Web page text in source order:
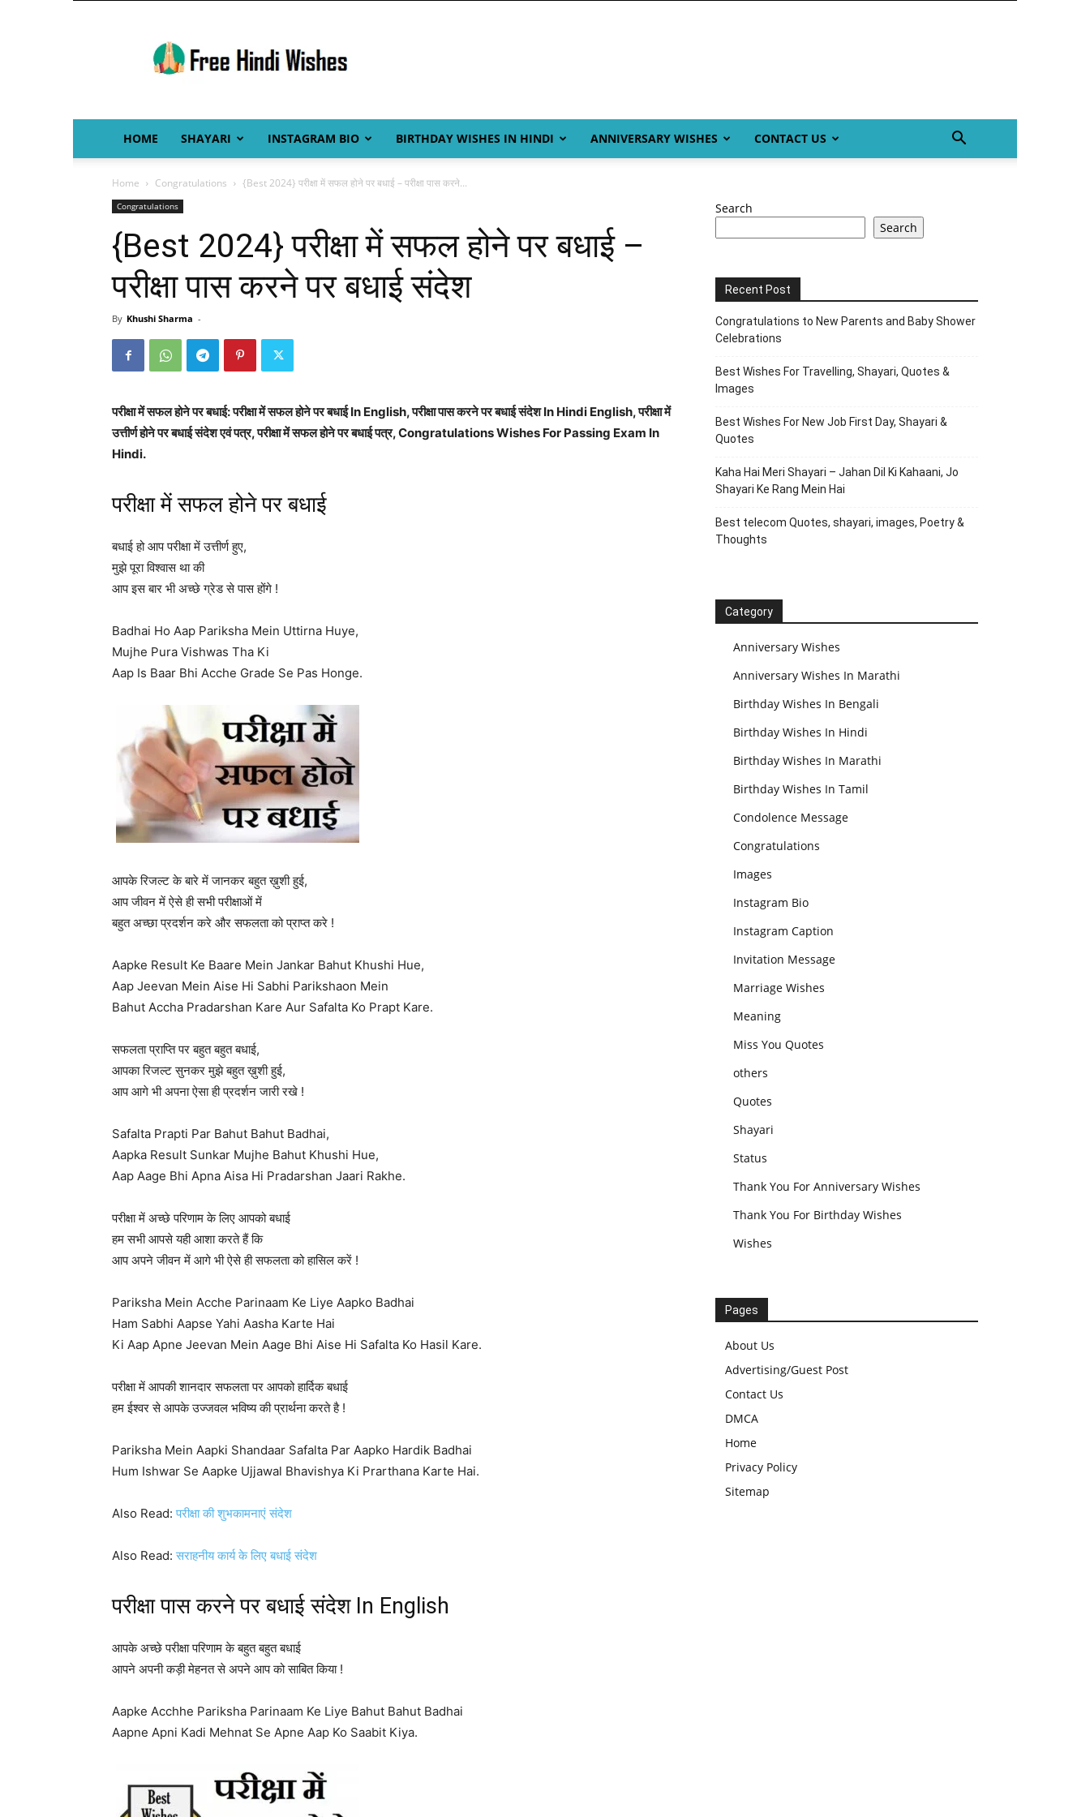
Hindi
Wishes
HOME SHAYARI INSTAGRAM BIO BIRTHDAY WISHES IN HINDI ANNIVERSARY WISHES CONTACT US
Home Congratulations {Best 2024} परीक्षा में सफल होने पर बधाई – परीक्षा पास करने...
Congratulations
{Best 2024} परीक्षा में सफल होने पर बधाई –
परीक्षा पास करने पर बधाई संदेश
By Khushi Sharma -
परीक्षा में सफल होने पर बधाई: परीक्षा में सफल होने पर बधाई In English, परीक्षा पास करने पर बधाई संदेश In Hindi English, परीक्षा में
उत्तीर्ण होने पर बधाई संदेश एवं पत्र, परीक्षा में सफल होने पर बधाई पत्र, Congratulations Wishes For Passing Exam In
Hindi.
परीक्षा में सफल होने पर बधाई
बधाई हो आप परीक्षा में उत्तीर्ण हुए,
मुझे पूरा विश्वास था की
आप इस बार भी अच्छे ग्रेड से पास होंगे !
Badhai Ho Aap Pariksha Mein Uttirna Huye,
Mujhe Pura Vishwas Tha Ki
Aap Is Baar Bhi Acche Grade Se Pas Honge.
आपके रिजल्ट के बारे में जानकर बहुत ख़ुशी हुई,
आप जीवन में ऐसे ही सभी परीक्षाओं में
बहुत अच्छा प्रदर्शन करे और सफलता को प्राप्त करे !
Aapke Result Ke Baare Mein Jankar Bahut Khushi Hue,
Aap Jeevan Mein Aise Hi Sabhi Parikshaon Mein
Bahut Accha Pradarshan Kare Aur Safalta Ko Prapt Kare.
सफलता प्राप्ति पर बहुत बहुत बधाई,
आपका रिजल्ट सुनकर मुझे बहुत ख़ुशी हुई,
आप आगे भी अपना ऐसा ही प्रदर्शन जारी रखे !
Safalta Prapti Par Bahut Bahut Badhai,
Aapka Result Sunkar Mujhe Bahut Khushi Hue,
Aap Aage Bhi Apna Aisa Hi Pradarshan Jaari Rakhe.
परीक्षा में अच्छे परिणाम के लिए आपको बधाई
हम सभी आपसे यही आशा करते हैं कि
आप अपने जीवन में आगे भी ऐसे ही सफलता को हासिल करें !
Pariksha Mein Acche Parinaam Ke Liye Aapko Badhai
Ham Sabhi Aapse Yahi Aasha Karte Hai
Ki Aap Apne Jeevan Mein Aage Bhi Aise Hi Safalta Ko Hasil Kare.
परीक्षा में आपकी शानदार सफलता पर आपको हार्दिक बधाई
हम ईश्वर से आपके उज्जवल भविष्य की प्रार्थना करते है !
Pariksha Mein Aapki Shandaar Safalta Par Aapko Hardik Badhai
Hum Ishwar Se Aapke Ujjawal Bhavishya Ki Prarthana Karte Hai.
Also Read:परीक्षा की शुभकामनाएं संदेश
Also Read:सराहनीय कार्य के लिए बधाई संदेश
परीक्षा पास करने पर बधाई संदेश In English
आपके अच्छे परीक्षा परिणाम के बहुत बहुत बधाई
आपने अपनी कड़ी मेहनत से अपने आप को साबित किया !
Aapke Acchhe Pariksha Parinaam Ke Liye Bahut Bahut Badhai
Aapne Apni Kadi Mehnat Se Apne Aap Ko Saabit Kiya.
Search
Search
Recent Post
Congratulations to New Parents and Baby Shower
Celebrations
Best Wishes For Travelling, Shayari, Quotes &
Images
Best Wishes For New Job First Day, Shayari &
Quotes
Kaha Hai Meri Shayari – Jahan Dil Ki Kahaani, Jo
Shayari Ke Rang Mein Hai
Best telecom Quotes, shayari, images, Poetry &
Thoughts
Category
Anniversary Wishes
Anniversary Wishes In Marathi
Birthday Wishes In Bengali
Birthday Wishes In Hindi
Birthday Wishes In Marathi
Birthday Wishes In Tamil
Condolence Message
Congratulations
Images
Instagram Bio
Instagram Caption
Invitation Message
Marriage Wishes
Meaning
Miss You Quotes
others
Quotes
Shayari
Status
Thank You For Anniversary Wishes
Thank You For Birthday Wishes
Wishes
Pages
About Us
Advertising/Guest Post
Contact Us
DMCA
Home
Privacy Policy
Sitemap